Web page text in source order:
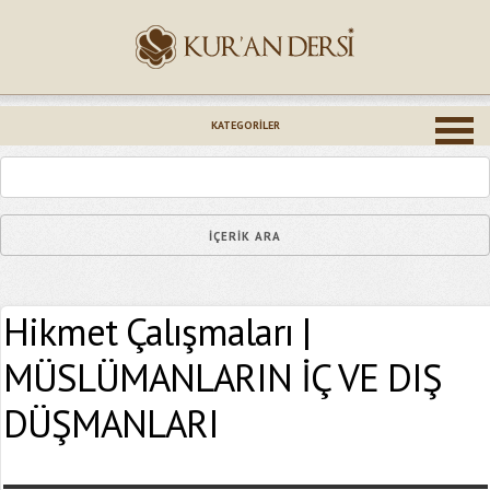
KATEGORILER
Hikmet Çalışmaları |
MÜSLÜMANLARIN İÇ VE DIŞ
DÜŞMANLARI
Epostanız (*)
Yaşadığınız Hatanın Ayrıntıları